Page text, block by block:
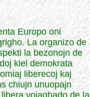
Europo oni
La organizo de
la bezonojn de
kiel demokrata
liberecoj kaj
chiujn unuopajn
vojaghado de la